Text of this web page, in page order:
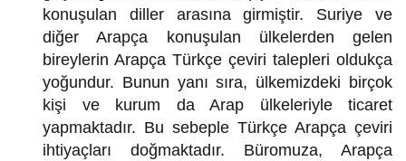
konuşulan diller arasına girmiştir. Suriye ve
diğer Arapça konuşulan ülkelerden gelen
bireylerin Arapça Türkçe çeviri talepleri oldukça
yoğundur. Bunun yanı sıra, ülkemizdeki birçok
kişi ve kurum da Arap ülkeleriyle ticaret
yapmaktadır. Bu sebeple Türkçe Arapça çeviri
ihtiyaçları doğmaktadır. Büromuza, Arapça